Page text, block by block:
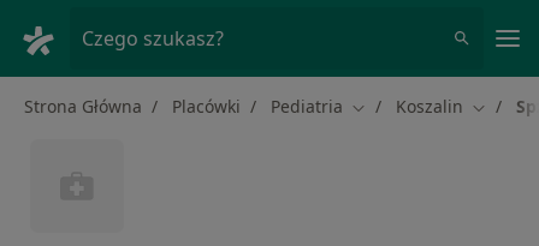
Czego szukasz?
Strona Główna Placówki Pediatria Zmień miasto
Koszalin Zmień